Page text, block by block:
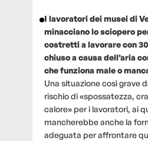
I lavoratori dei musei di
minacciano lo sciopero
costretti a lavorare con
chiuso a causa dell’aria
che funziona male o
Una situazione così grave
rischio di «spossatezza,
calore» per i lavoratori, ai
mancherebbe anche la
adeguata per affrontare